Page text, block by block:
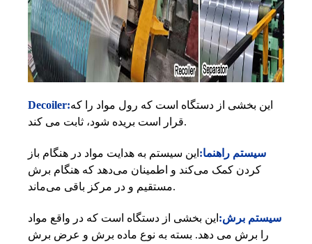
Decoiler:این بخشی از دستگاه است که رول مواد را که
قرار است بریده شود، ثابت می کند.
سیستم راهنما: این سیستم به هدایت مواد در هنگام باز
کردن کمک می‌کند و اطمینان می‌دهد که هنگام برش
مستقیم و در مرکز باقی می‌ماند.
سیستم برش: این بخشی از دستگاه است که در واقع مواد
را برش می دهد. بسته به نوع ماده برش و عرض برش